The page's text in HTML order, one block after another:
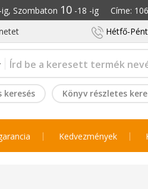
ig, Szombaton 10 -18 -ig Címe:
Hétfő-
keresés Könyv részletes
Kedvezmények